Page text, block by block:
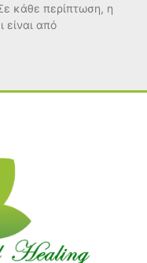
κάθε περίπτωση, η
είναι από